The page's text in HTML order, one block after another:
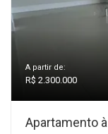
A partir de:
R$ 2.300.000
Apartamento